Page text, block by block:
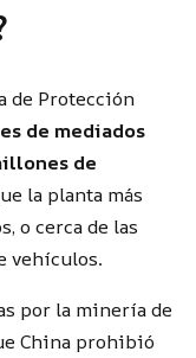
de Protección
de mediados
de
la planta más
o cerca de las
vehículos.
por la minería de
China prohibió